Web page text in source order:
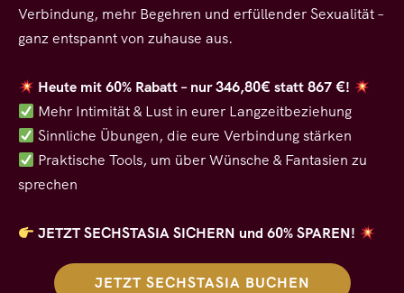
Verbindung, mehr Begehren und erfüllender Sexualität –
ganz entspannt von zuhause aus.
Heute mit 60% Rabatt – nur 346,80€ statt 867 €!
Mehr Intimität & Lust in eurer Langzeitbeziehung
Sinnliche Übungen, die eure Verbindung stärken
Praktische Tools, um über Wünsche & Fantasien zu
sprechen
JETZT SECHSTASIA SICHERN und 60% SPAREN!
JETZT SECHSTASIA BUCHEN